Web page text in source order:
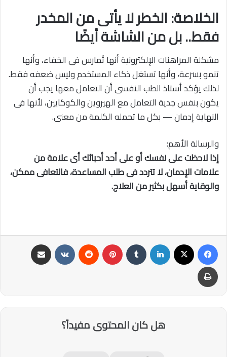
الخلاصة: الخطر لا يأتى من المخدر
فقط.. بل من الشاشة أيضًا
مشكلة المراهنات الإلكترونية أنها تُمارس فى الخفاء، وأنها
تنمو بسرعة، وأنها تستغل ذكاء المستخدم وليس ضعفه فقط.
لذلك يؤكد أستاذ الطب النفسى أن التعامل معها يجب أن
يكون بنفس جدية التعامل مع الهيروين والكوكايين، لأنها فى
النهاية إدمان — بكل ما تحمله الكلمة من معنى.
والرسالة الأهم:
إذا لاحظت على نفسك أو على أحد أحبائك أى علامة من
علامات الإدمان، لا تتردد فى طلب المساعدة، فالتعافى ممكن،
والوقاية أسهل بكثير من العلاج.
هل كان المحتوى مفيداً؟